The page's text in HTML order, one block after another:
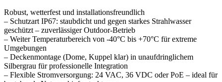
Robust, wetterfest und installationsfreundlich
– Schutzart IP67: staubdicht und gegen starkes Strahlwasser
geschützt – zuverlässiger Outdoor-Betrieb
– Weiter Temperaturbereich von -40°C bis +70°C für extreme
Umgebungen
– Deckenmontage (Dome, Kuppel klar) in unaufdringlichem
Silbergrau für professionelle Integration
– Flexible Stromversorgung: 24 VAC, 36 VDC oder PoE – ideal für